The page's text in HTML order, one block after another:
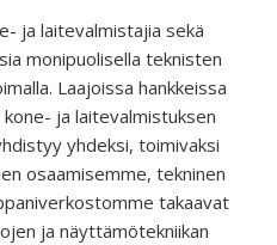
ja laitevalmistajia sekä
monipuolisella teknisten
Laajoissa hankkeissa
ja laitevalmistuksen
yhdeksi, toimivaksi
osaamisemme, tekninen
takaavat
ja näyttämötekniikan